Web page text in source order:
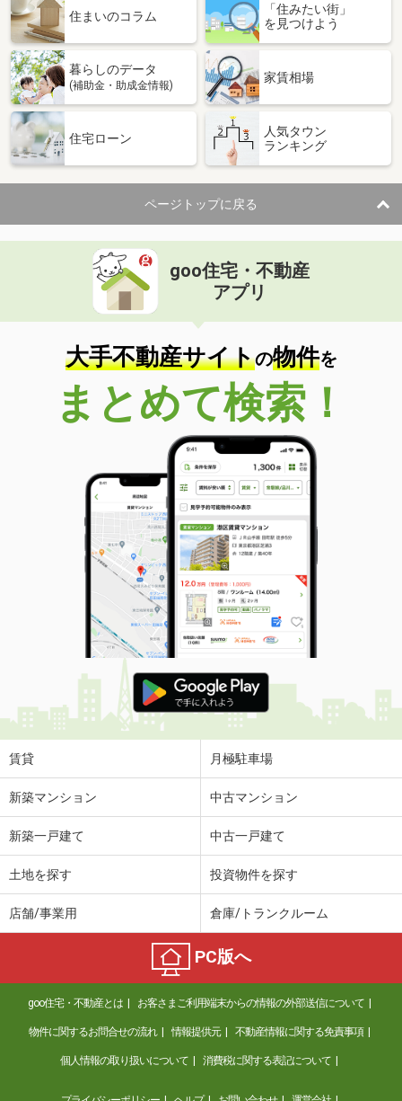
6.65万円
住 所
兵庫県神戸市中央区磯辺通４丁目
専有面積
間取り
1K
兵庫県神戸市東灘区魚崎中町２丁目
価 格
48万円
住 所
兵庫県神戸市東灘区魚崎中町２丁目
専有面積 135.68m²
兵庫県高砂市米田町古新
価 格
住 所
兵庫県高砂市米田町古新
間取り
1LDK
兵庫県姫路市飾磨区山崎
9.20万円
兵庫県姫路市飾磨区山崎
専有面積 66.9m²
間取り
2LDK
兵庫県姫路市北条
価 格
8.70万円
住 所
兵庫県姫路市北条
専有面積 44.11m²
間取り
1LDK
兵庫県神戸市西区中野１丁目
価 格
2.90万円
住 所
兵庫県神戸市西区中野１丁目
兵庫県尼崎市今福２丁目
兵庫県尼崎市今福２丁目
兵庫県神戸市中央区元町通７丁目
価 格
5.20万円
住 所
兵庫県神戸市中央区元町通７丁目
間取り
1K
住まいのコラム
「住みたい街」
を見つけよう
暮らしのデータ
(補助金・助成金情報)
家賃相場
住宅ローン
人気タウン
ランキング
ページトップに戻る
goo住宅・不動産
アプリ
大手不動産サイトの物件を
まとめて検索！
賃貸 月極駐車場
新築マンション 中古マンション
新築一戸建て 中古一戸建て
土地を探す 投資物件を探す
店舗/事業用 倉庫/トランクルーム
PC版へ
goo住宅・不動産とは お客さまご利用端末からの情報の外部送信について
物件に関するお問合せの流れ 情報提供元 不動産情報に関する免責事項
個人情報の取り扱いについて 消費税に関する表記について